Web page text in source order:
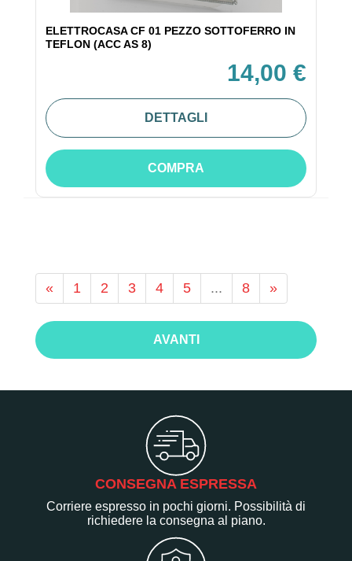
ELETTROCASA CF 01 PEZZO SOTTOFERRO IN
TEFLON (ACC AS 8)
14,00 €
DETTAGLI
COMPRA
« 1 2 3 4 5 ... 8 »
AVANTI
CONSEGNA ESPRESSA
Corriere espresso in pochi giorni. Possibilità di
richiedere la consegna al piano.